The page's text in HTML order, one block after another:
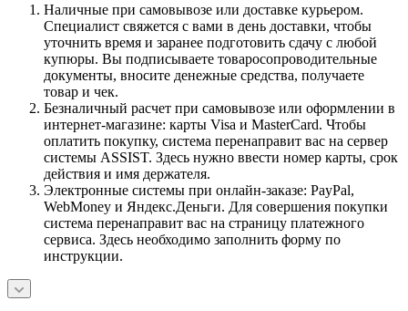
Наличные при самовывозе или доставке курьером.
Специалист свяжется с вами в день доставки, чтобы
уточнить время и заранее подготовить сдачу с любой
купюры. Вы подписываете товаросопроводительные
документы, вносите денежные средства, получаете
товар и чек.
Безналичный расчет при самовывозе или оформлении в
интернет-магазине: карты Visa и MasterCard. Чтобы
оплатить покупку, система перенаправит вас на сервер
системы ASSIST. Здесь нужно ввести номер карты, срок
действия и имя держателя.
Электронные системы при онлайн-заказе: PayPal,
WebMoney и Яндекс.Деньги. Для совершения покупки
система перенаправит вас на страницу платежного
сервиса. Здесь необходимо заполнить форму по
инструкции.